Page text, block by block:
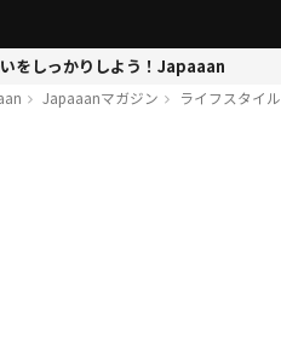
をしっかりしよう！Japaaan
Japaaanマガジン ライフスタイル